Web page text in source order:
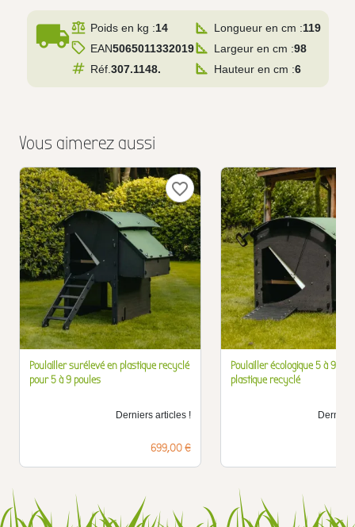
local_shipping Poids en kg :14
EAN5065011332019
Réf. 307.1148.
Longueur en cm :119
Largeur en cm :98
Hauteur en cm :6
Vous aimerez aussi
favorite_border
Poulailler surélevé en plastique recyclé
pour 5 à 9 poules
Derniers articles !
Prix
699,00 €
Poulailler écologique 5 à 9
plastique recyclé